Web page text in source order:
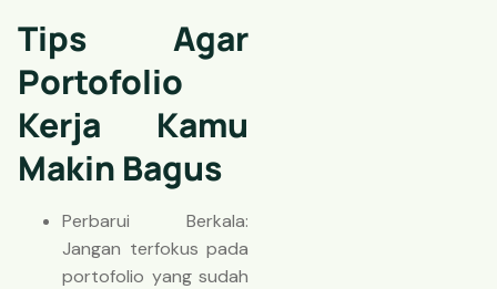
Tips Agar
Portofolio
Kerja Kamu
Makin Bagus
Perbarui Berkala:
Jangan terfokus pada
portofolio yang sudah